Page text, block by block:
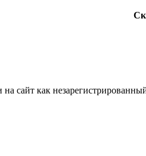
сайт как